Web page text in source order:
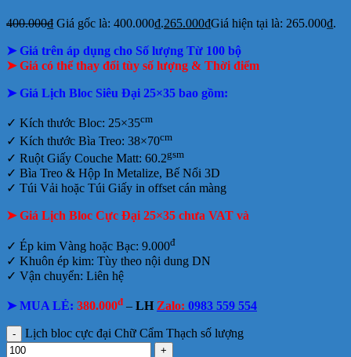
400.000₫ Giá gốc là: 400.000₫.265.000₫Giá hiện tại là: 265.000₫.
➤ Giá trên áp dụng cho Số lượng Từ 100 bộ
➤ Giá có thể thay đổi tùy số lượng & Thời điểm
➤ Giá Lịch Bloc Siêu Đại 25×35 bao gồm:
✓ Kích thước Bloc: 25×35cm
✓ Kích thước Bìa Treo: 38×70cm
✓ Ruột Giấy Couche Matt: 60.2gsm
✓ Bìa Treo & Hộp In Metalize, Bế Nổi 3D
✓ Túi Vải hoặc Túi Giấy in offset cán màng
➤ Giá Lịch Bloc Cực Đại 25×35 chưa VAT và
✓ Ép kim Vàng hoặc Bạc: 9.000đ
✓ Khuôn ép kim: Tùy theo nội dung DN
✓ Vận chuyển: Liên hệ
➤ MUA LẺ: 380.000đ – LH Zalo: 0983 559 554
Lịch bloc cực đại Chữ Cẩm Thạch số lượng